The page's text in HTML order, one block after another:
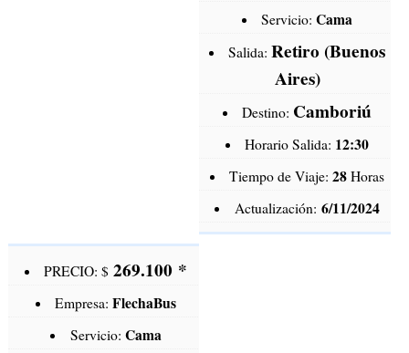
Servicio:Cama
Salida:Retiro (Buenos
Aires)
Destino: Camboriú
Horario Salida: 12:30
Tiempo de Viaje:28 Horas
Actualización: 6/11/2024
PRECIO: $269.100 *
Empresa:FlechaBus
Servicio: Cama